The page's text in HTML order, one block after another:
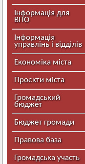
Інформація для
ВПО
Інформація
управлінь і відділів
Економіка міста
Проєкти міста
Громадський
бюджет
Бюджет громади
Правова база
Громадська участь